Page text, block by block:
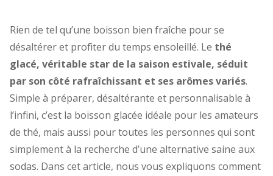
Rien de tel qu’une boisson bien fraîche pour se
désaltérer et profiter du temps ensoleillé. Le thé
glacé, véritable star de la saison estivale, séduit
par son côté rafraîchissant et ses arômes variés.
Simple à préparer, désaltérante et personnalisable à
l’infini, c’est la boisson glacée idéale pour les amateurs
de thé, mais aussi pour toutes les personnes qui sont
simplement à la recherche d’une alternative saine aux
sodas. Dans cet article, nous vous expliquons comment